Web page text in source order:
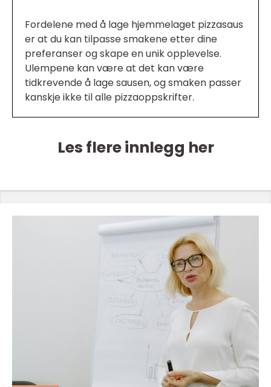
Fordelene med å lage hjemmelaget pizzasaus
er at du kan tilpasse smakene etter dine
preferanser og skape en unik opplevelse.
Ulempene kan være at det kan være
tidkrevende å lage sausen, og smaken passer
kanskje ikke til alle pizzaoppskrifter.
Les flere innlegg her